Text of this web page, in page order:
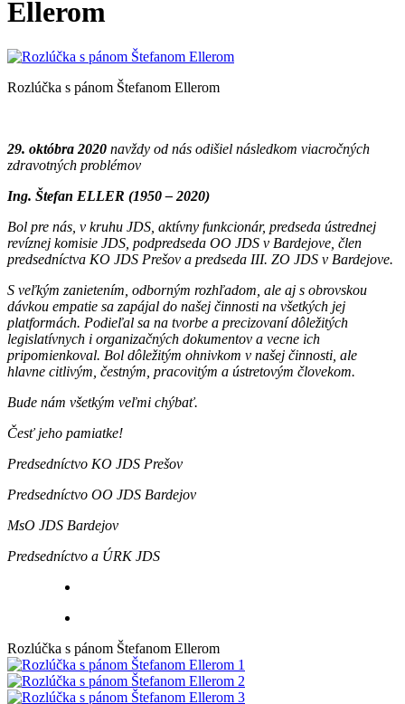
Ellerom
Rozlúčka s pánom Štefanom Ellerom
29. októbra 2020 navždy od nás odišiel následkom viacročných
zdravotných problémov
Ing. Štefan ELLER (1950 – 2020)
Bol pre nás, v kruhu JDS, aktívny funkcionár, predseda ústrednej
revíznej komisie JDS, podpredseda OO JDS v Bardejove, člen
predsedníctva KO JDS Prešov a predseda III. ZO JDS v Bardejove.
S veľkým zanietením, odborným rozhľadom, ale aj s obrovskou
dávkou empatie sa zapájal do našej činnosti na všetkých jej
platformách. Podieľal sa na tvorbe a precizovaní dôležitých
legislatívnych i organizačných dokumentov a vecne ich
pripomienkoval. Bol dôležitým ohnivkom v našej činnosti, ale
hlavne citlivým, čestným, pracovitým a ústretovým človekom.
Bude nám všetkým veľmi chýbať.
Česť jeho pamiatke!
Predsedníctvo KO JDS Prešov
Predsedníctvo OO JDS Bardejov
MsO JDS Bardejov
Predsedníctvo a ÚRK JDS
Rozlúčka s pánom Štefanom Ellerom